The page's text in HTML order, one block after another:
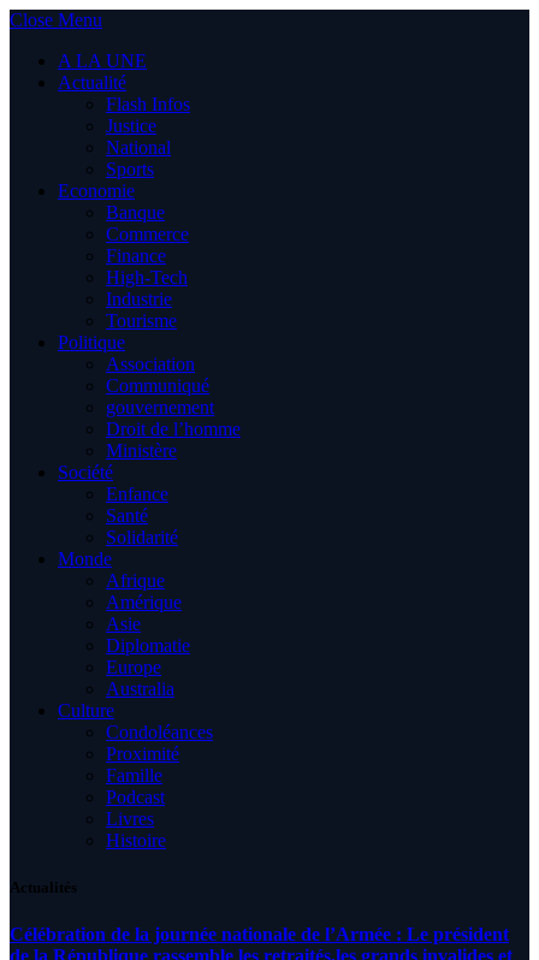
Close Menu
A LA UNE
Actualité
Flash Infos
Justice
National
Sports
Economie
Banque
Commerce
Finance
High-Tech
Industrie
Tourisme
Politique
Association
Communiqué
gouvernement
Droit de l’homme
Ministère
Société
Enfance
Santé
Solidarité
Monde
Afrique
Amérique
Asie
Diplomatie
Europe
Australia
Culture
Condoléances
Proximité
Famille
Podcast
Livres
Histoire
Actualités
Célébration de la journée nationale de l’Armée : Le président